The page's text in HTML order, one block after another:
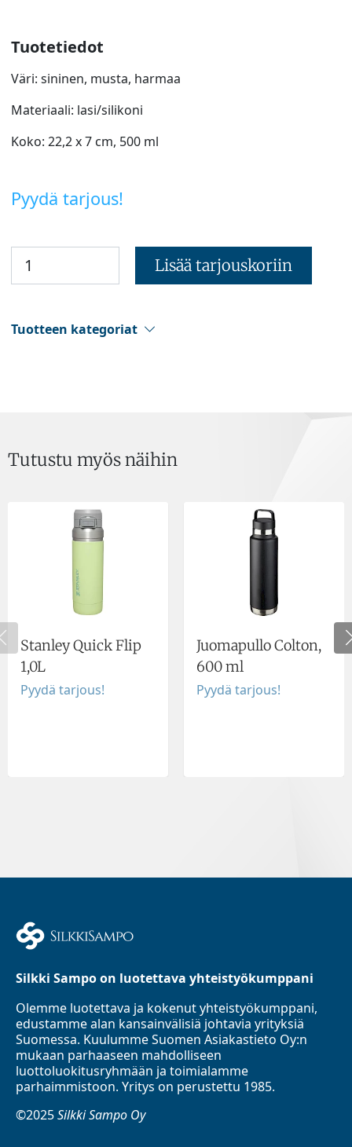
Tuotetiedot
Väri: sininen, musta, harmaa
Materiaali: lasi/silikoni
Koko: 22,2 x 7 cm, 500 ml
Pyydä tarjous!
Lisää tarjouskoriin
Tuotteen kategoriat
Tutustu myös näihin
Stanley Quick Flip
1,0L
Pyydä tarjous!
Juomapullo Colton,
600 ml
Pyydä tarjous!
Silkki Sampo on luotettava yhteistyökumppani
Olemme luotettava ja kokenut yhteistyökumppani,
edustamme alan kansainvälisiä johtavia yrityksiä
Suomessa. Kuulumme Suomen Asiakastieto Oy:n
mukaan parhaaseen mahdolliseen
luottoluokitusryhmään ja toimialamme
parhaimmistoon. Yritys on perustettu 1985.
©2025Silkki Sampo Oy